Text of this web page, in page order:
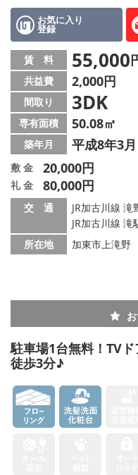
スタッフ紹介
Instagram
店舗情報·アクセス
会社概要
メールでお問い合わせ
お気に入り
登録
賃 料 55,000
共益費 2,000円
間取り 3DK
専有面積 50.08㎡
築年月 平成8年3
敷 金 20,000円
礼 金 80,000円
交 通
JR加古川線
JR加古川線
所在地
加東市上滝野
駐車場1台無料！TV
徒歩3分♪